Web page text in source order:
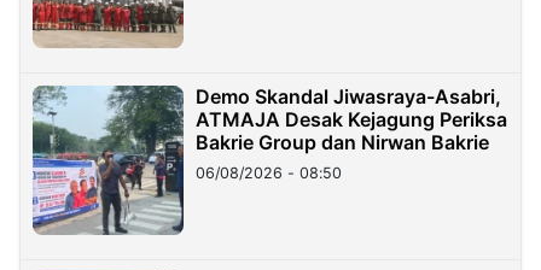
Demo Skandal Jiwasraya-Asabri,
ATMAJA Desak Kejagung Periksa
Bakrie Group dan Nirwan Bakrie
06/08/2026 - 08:50